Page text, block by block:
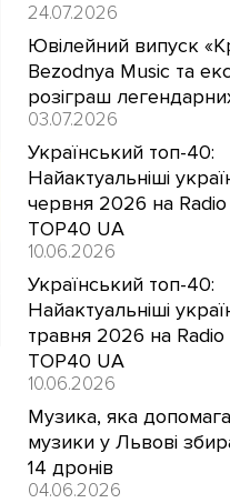
24.07.2026
Ювілейний випуск
Bezodnya Music та
розіграш
03.07.2026
Український топ-40:
Найактуальніші
червня 2026 на
TOP40 UA
10.06.2026
Український топ-40:
Найактуальніші
травня 2026 на
TOP40 UA
10.06.2026
Музика, яка
музики у Львові
14 дронів
04.06.2026